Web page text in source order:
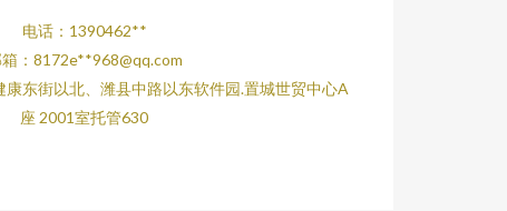
电话：1390462**
箱：8172e**968@qq.com
东街以北、潍县中路以东软件园.置城世贸中心A
座 2001室托管630